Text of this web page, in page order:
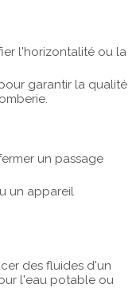
l'horizontalité ou la
garantir la qualité
un passage
un appareil
des fluides d'un
l'eau potable ou